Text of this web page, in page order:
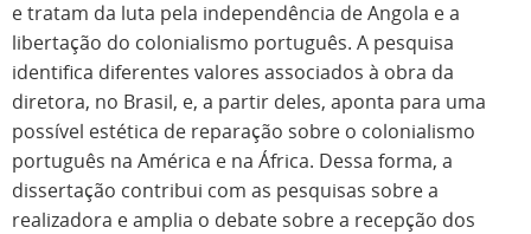
e tratam da luta pela independência de Angola e a
libertação do colonialismo português. A pesquisa
identifica diferentes valores associados à obra da
diretora, no Brasil, e, a partir deles, aponta para uma
possível estética de reparação sobre o colonialismo
português na América e na África. Dessa forma, a
dissertação contribui com as pesquisas sobre a
realizadora e amplia o debate sobre a recepção dos